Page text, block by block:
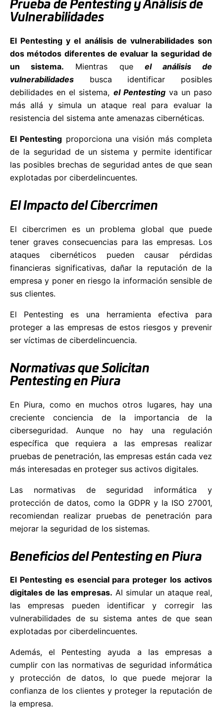
Prueba de Pentesting y Análisis de
Vulnerabilidades
El Pentesting y el análisis de vulnerabilidades son
dos métodos diferentes de evaluar la seguridad de
un sistema. Mientras que el análisis de
vulnerabilidades busca identificar posibles
debilidades en el sistema, el Pentestingva un paso
más allá y simula un ataque real para evaluar la
resistencia del sistema ante amenazas cibernéticas.
El Pentesting proporciona una visión más completa
de la seguridad de un sistema y permite identificar
las posibles brechas de seguridad antes de que sean
explotadas por ciberdelincuentes.
El Impacto del Cibercrimen
El cibercrimen es un problema global que puede
tener graves consecuencias para las empresas. Los
ataques cibernéticos pueden causar pérdidas
financieras significativas, dañar la reputación de la
empresa y poner en riesgo la información sensible de
sus clientes.
El Pentesting es una herramienta efectiva para
proteger a las empresas de estos riesgos y prevenir
ser víctimas de ciberdelincuencia.
Normativas que Solicitan
Pentesting en Piura
En Piura, como en muchos otros lugares, hay una
creciente conciencia de la importancia de la
ciberseguridad. Aunque no hay una regulación
específica que requiera a las empresas realizar
pruebas de penetración, las empresas están cada vez
más interesadas en proteger sus activos digitales.
Las normativas de seguridad informática y
protección de datos, como la GDPR y la ISO 27001,
recomiendan realizar pruebas de penetración para
mejorar la seguridad de los sistemas.
Beneficios del Pentesting en Piura
El Pentesting es esencial para proteger los activos
digitales de las empresas. Al simular un ataque real,
las empresas pueden identificar y corregir las
vulnerabilidades de su sistema antes de que sean
explotadas por ciberdelincuentes.
Además, el Pentesting ayuda a las empresas a
cumplir con las normativas de seguridad informática
y protección de datos, lo que puede mejorar la
confianza de los clientes y proteger la reputación de
la empresa.